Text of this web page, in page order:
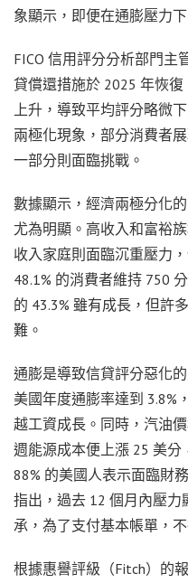
象顯示，即便在通膨壓力
FICO 信用評分分析部門主
貸償還措施於 2025 年恢
上升，導致平均評分略微
兩極化現象，部分消費者
一部分則面臨挑戰。
數據顯示，經濟兩極分化
尤為明顯。高收入和富裕
收入家庭則面臨沉重壓力
48.1% 的消費者維持 750
的 43.3% 雖有成長，但許
難。
通膨是導致信貸評分惡化
美國年度通膨率達到 3.8%
越工資成長。同時，汽油
週能源成本便上漲 25 美
88% 的美國人表示面臨財
指出，過去 12 個月內壓力
承，為了支付基本帳單，
根據惠譽評級（Fitch）的